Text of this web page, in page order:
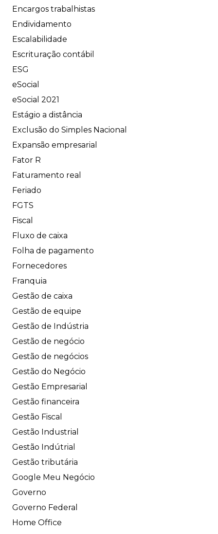
Encargos trabalhistas
Endividamento
Escalabilidade
Escrituração contábil
ESG
eSocial
eSocial 2021
Estágio a distância
Exclusão do Simples Nacional
Expansão empresarial
Fator R
Faturamento real
Feriado
FGTS
Fiscal
Fluxo de caixa
Folha de pagamento
Fornecedores
Franquia
Gestão de caixa
Gestão de equipe
Gestão de Indústria
Gestão de negócio
Gestão de negócios
Gestão do Negócio
Gestão Empresarial
Gestão financeira
Gestão Fiscal
Gestão Industrial
Gestão Indútrial
Gestão tributária
Google Meu Negócio
Governo
Governo Federal
Home Office